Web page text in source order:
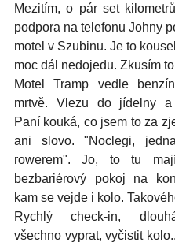
Mezitím, o pár set
podpora na telefonu Johny
motel v Szubinu. Je to
moc dál nedojedu. Zkusím
Motel Tramp vedle
mrtvě. Vlezu do jídelny a
Paní kouká, co jsem to za
ani slovo. "Noclegi,
rowerem". Jo, to tu
bezbariérový pokoj na
kam se vejde i kolo.
Rychlý check-in,
všechno vyprat, vyčistit